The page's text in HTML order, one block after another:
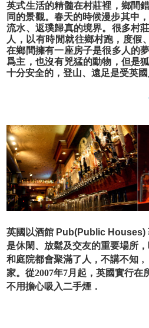
英式生活的精髓在村莊裡，鄉間
同的景觀。春天的時候漫步其中 ，
流水、返璞歸真的境界。很多村
人，以有時閒就往鄉村跑，度假
在鄉間擁有一座房子是很多人的
爲主，也沒有兇猛的動物，但是
十分安全的，登山、遠足是受英國
英國酒
英國以酒館 Pub(Public Houses)
是休閑、放鬆及交友的重要場所
和庭院都會聚滿了人，不講不知
家。從2007年7月起，英國實行在
不用擔心吸入二手煙．
英 國